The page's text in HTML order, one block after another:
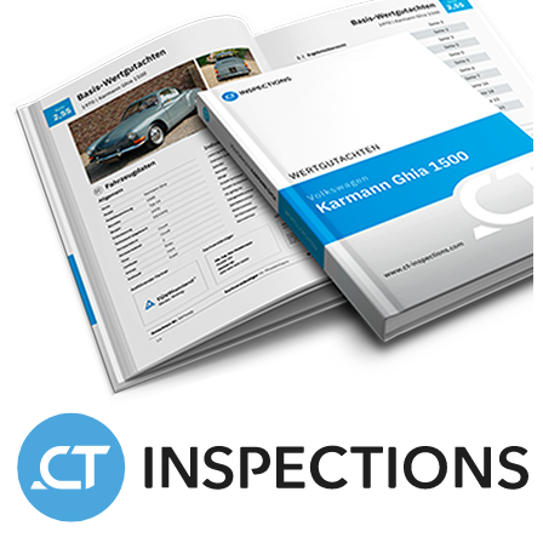
Technische verfijning voor zijn tijd, gecombineerd met
uitzonderlijk rijcomfort
Beperkte productieaantallen, waardoor de 300 S vandaag een
gewild verzamelobject is
Representatief voertuig voor persoonlijkheden uit industrie,
politiek en cultuur
Dit model wordt beschouwd als de directe voorloper van de latere
luxe sedans en coupés van Mercedes-Benz en belichaamt de ambitie
van het merk op het gebied van perfectie en prestige.
Staat & historie
Als specialisten in de restauratie van klassieke auto’s hechten wij de
grootste waarde aan authenticiteit, kwaliteit en waardebehoud. Dit
voertuig is met de grootste zorg behandeld en verkeert in een staat
die zowel verzamelaars als liefhebbers van klassieke auto’s zal
De combinatie van:
historische betekenis
exclusieve eerste eigendomsgeschiedenis
klassieke kleurstelling